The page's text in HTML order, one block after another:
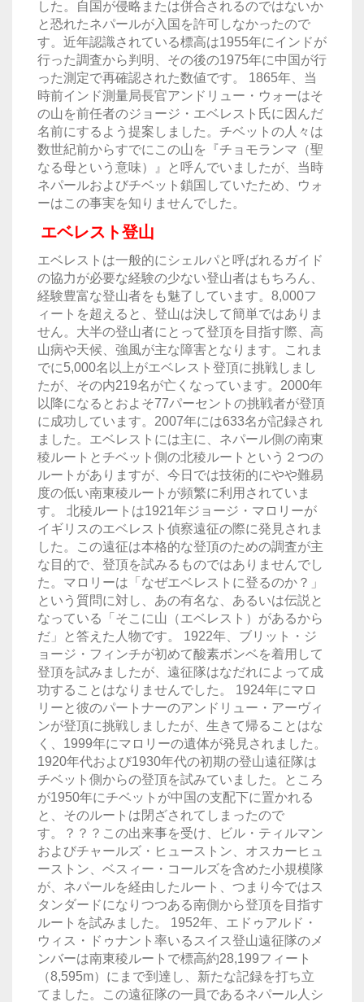
した。自国が侵略または併合されるのではないか
と恐れたネパールが入国を許可しなかったので
す。近年認識されている標高は1955年にインドが
行った調査から判明、その後の1975年に中国が行
った測定で再確認された数値です。 1865年、当
時前インド測量局長官アンドリュー・ウォーはそ
の山を前任者のジョージ・エベレスト氏に因んだ
名前にするよう提案しました。チベットの人々は
数世紀前からすでにこの山を『チョモランマ（聖
なる母という意味）』と呼んでいましたが、当時
ネパールおよびチベット鎖国していたため、ウォ
ーはこの事実を知りませんでした。
エベレスト登山
エベレストは一般的にシェルパと呼ばれるガイド
の協力が必要な経験の少ない登山者はもちろん、
経験豊富な登山者をも魅了しています。8,000フ
ィートを超えると、登山は決して簡単ではありま
せん。大半の登山者にとって登頂を目指す際、高
山病や天候、強風が主な障害となります。これま
でに5,000名以上がエベレスト登頂に挑戦しまし
たが、その内219名が亡くなっています。2000年
以降になるとおよそ77パーセントの挑戦者が登頂
に成功しています。2007年には633名が記録され
ました。エベレストには主に、ネパール側の南東
稜ルートとチベット側の北稜ルートという２つの
ルートがありますが、今日では技術的にやや難易
度の低い南東稜ルートが頻繁に利用されていま
す。 北稜ルートは1921年ジョージ・マロリーが
イギリスのエベレスト偵察遠征の際に発見されま
した。この遠征は本格的な登頂のための調査が主
な目的で、登頂を試みるものではありませんでし
た。マロリーは「なぜエベレストに登るのか？」
という質問に対し、あの有名な、あるいは伝説と
なっている「そこに山（エベレスト）があるから
だ」と答えた人物です。 1922年、ブリット・ジ
ョージ・フィンチが初めて酸素ボンベを着用して
登頂を試みましたが、遠征隊はなだれによって成
功することはなりませんでした。 1924年にマロ
リーと彼のパートナーのアンドリュー・アーヴィ
ンが登頂に挑戦しましたが、生きて帰ることはな
く、1999年にマロリーの遺体が発見されました。
1920年代および1930年代の初期の登山遠征隊は
チベット側からの登頂を試みていました。ところ
が1950年にチベットが中国の支配下に置かれる
と、そのルートは閉ざされてしまったので
す。？？？この出来事を受け、ビル・ティルマン
およびチャールズ・ヒューストン、オスカーヒュ
ーストン、ベスィー・コールズを含めた小規模隊
が、ネパールを経由したルート、つまり今ではス
タンダードになりつつある南側から登頂を目指す
ルートを試みました。 1952年、エドゥアルド・
ウィス・ドゥナント率いるスイス登山遠征隊のメ
ンバーは南東稜ルートで標高約28,199フィート
（8,595m）にまで到達し、新たな記録を打ち立
てました。この遠征隊の一員であるネパール人シ